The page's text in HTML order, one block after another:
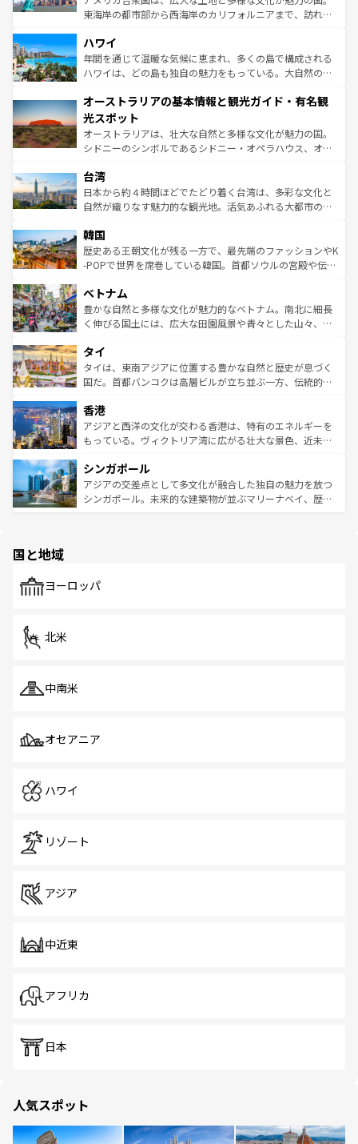
者向けの交通パス提供のサービスもあり、うまく活用すれ
着のスイス情報は
東海岸の都市部から西海岸のカリフォルニアまで、訪れる
のような巨大都市は、観光、ショッピング、エンターテイ
ンメントが詰まった刺激的なスポットだ。一方、アメリカ
西部には大自然が広がり、グランドキャニオンやイエロー
部のニューオーリンズでは、音楽と美食が融合した独特の
文化が魅力。旅行者はアメリカの各地域で異なる魅力を楽
しみながら、その多様性と豊かな歴史を感じることができ
るだろう。車でのロードトリップや列車の旅も、アメリカ
情報は
ハワイ
年間を通じて温暖な気候に恵まれ、多くの島で構成される
ハワイは、どの島も独自の魅力をもっている。大自然の神
ワイ島は見逃せない。また、定番の観光地といえばオアフ
島だが、静かな自然を求めるならマウイ島やカウアイ島が
おすすめ。エメラルドグリーンに輝く海をはじめ、豊かな
文化や歴史が息づいている。「アロハスピリット」と呼ば
人々、おいしいローカルフードやハワイアンミュージッ
ク、伝統的なフラダンスなど、すべてがハワイの魅力を彩
っている。訪れるたびに新しい発見と感動が待っているハ
はコンテンツ一覧
オーストラリアの基本情報と観光ガイド・有名観
光スポット
オーストラリアは、壮大な自然と多様な文化が魅力の国。
シドニーのシンボルであるシドニー・オペラハウス、オー
リアリーフや大陸中央部にそびえるウルル（エアーズロッ
ク）、タスマニアの美しい原生林やケアンズの熱帯雨林な
ど、見どころがたくさん。また、カフェやワイン、オージ
いる。アクティビティも充実しており、サーフィンやダイ
ビング、ハイキングなど、アウトドア好きにはたまらな
い。オーストラリアの多彩な魅力を存分に味わいつくそ
参照してほしい。
台湾
日本から約４時間ほどでたどり着く台湾は、多彩な文化と
自然が織りなす魅力的な観光地。活気あふれる大都市の台
ン）、静ひつな山岳地帯である台湾東部など、都市の喧騒
と山間の静けさが共存しており、訪れる人に新しい発見と
驚きをもたらしてくれる。また、奥深い台湾の食文化も魅
容にもいいと評判のスイーツなど、バラエティ豊かな料理
が味わえる。 なお、新着の台湾情報は コンテンツ一覧を参
照してほしい。
韓国
歴史ある王朝文化が残る一方で、最先端のファッションやK
-POPで世界を席巻している韓国。首都ソウルの宮殿や伝統
き、地方に足を延ばせば四季折々の自然美を楽しむことが
できる。そして、キムチや焼肉、絶品のストリートフード
まで、さまざまな韓国料理が待っている。夜には、韓国な
リティに包まれながら、韓国の多彩な魅力を心ゆくまで味
わってみてほしい。 なお、新着の韓国情報はコンテンツ一
覧を参照してほしい。
ベトナム
豊かな自然と多様な文化が魅力的なベトナム。南北に細長
く伸びる国土には、広大な田園風景や青々とした山々、世
急速な発展と共に伝統が息づく。ハノイの古い町並みやホ
ーチミン市のフランス統治時代の建物も、独特の雰囲気を
醸し出している。また、バラエティの豊かさとおいしさで
とつ。フォーやバインミー、ベトナムコーヒーなどは、ぜ
ひ現地で味わいたい。どの地域を訪れてもあたたかい人々
が旅行者を迎えてくれるので、きっと忘れられない旅にな
参照してほしい。
タイ
タイは、東南アジアに位置する豊かな自然と歴史が息づく
国だ。首都バンコクは高層ビルが立ち並ぶ一方、伝統的な
の活気が交差している。北部ではチェンマイなどの山岳地
帯で自然と触れ合い、南部ではプーケットやクラビの美し
いビーチでリゾート気分を楽しむことができる。タイ料理
激する。気候は一年中温暖で、どの季節にも異なる楽しみ
が待っている。親しみやすいタイの人々、仏教を中心とし
た文化、そして多様な観光資源が、訪れる旅人を魅了し続
香港
アジアと西洋の文化が交わる香港は、特有のエネルギーを
もっている。ヴィクトリア湾に広がる壮大な景色、近未来
み、どこを訪れても感動するはず。観光スポットが密集し
ており、効率よく見どころを回れるのも魅力。息をのむよ
うな絶景から文化的な体験まで、香港を存分に楽しみ尽く
シンガポール
アジアの交差点として多文化が融合した独自の魅力を放つ
シンガポール。未来的な建築物が並ぶマリーナベイ、歴史
で、ホーカーズは地元の風情を楽しめる外せないスポット
国と地域
ヨーロッパ
北米
中南米
オセアニア
ハワイ
リゾート
アジア
中近東
アフリカ
日本
人気スポット